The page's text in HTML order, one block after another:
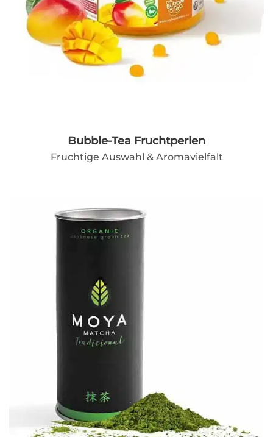
Bubble-Tea Fruchtperlen
Fruchtige Auswahl & Aromavielfalt